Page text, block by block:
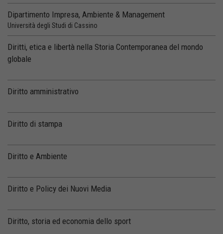
Dipartimento Impresa, Ambiente & Management
Università degli Studi di Cassino
Diritti, etica e libertà nella Storia Contemporanea del mondo
globale
Diritto amministrativo
Diritto di stampa
Diritto e Ambiente
Diritto e Policy dei Nuovi Media
Diritto, storia ed economia dello sport